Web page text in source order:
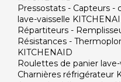
Pressostats - Capteurs -
lave-vaisselle
Répartiteurs -
Résistances -
KITCHENAID
Roulettes de panier
Charnières réfrigérateur